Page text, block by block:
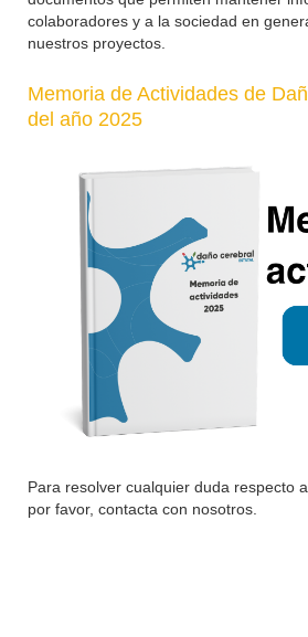
colaboradores y a la sociedad en
nuestros proyectos.
Memoria de Actividades de
del año 2025
Para resolver cualquier duda respecto
por favor, contacta con nosotros.